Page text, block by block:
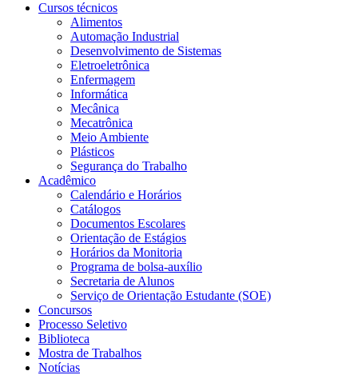
Cursos técnicos
Alimentos
Automação Industrial
Desenvolvimento de Sistemas
Eletroeletrônica
Enfermagem
Informática
Mecânica
Mecatrônica
Meio Ambiente
Plásticos
Segurança do Trabalho
Acadêmico
Calendário e Horários
Catálogos
Documentos Escolares
Orientação de Estágios
Horários da Monitoria
Programa de bolsa-auxílio
Secretaria de Alunos
Serviço de Orientação Estudante (SOE)
Concursos
Processo Seletivo
Biblioteca
Mostra de Trabalhos
Notícias